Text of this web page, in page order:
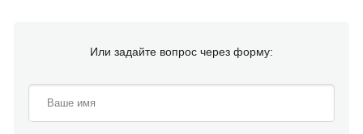
Или задайте вопрос через форму: